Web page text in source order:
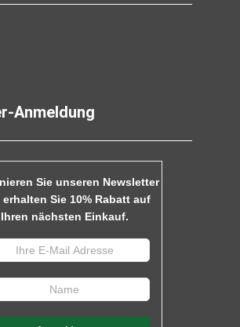
Anmeldung
Sie unseren Newsletter
erhalten Sie 10% Rabatt auf
Ihren nächsten Einkauf.